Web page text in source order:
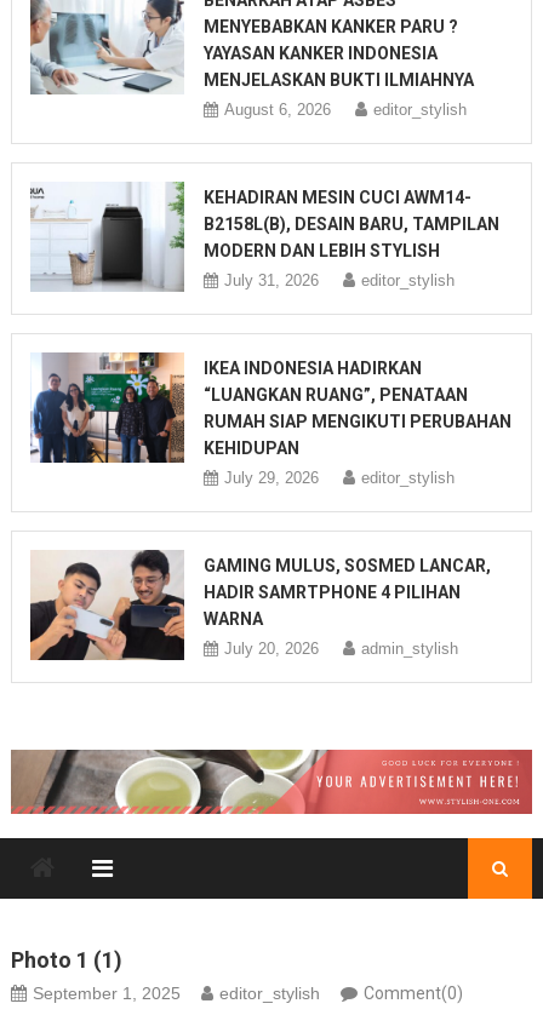
MENYEBABKAN KANKER PARU ?
YAYASAN KANKER INDONESIA
MENJELASKAN BUKTI ILMIAHNYA
August 6, 2026 editor_stylish
KEHADIRAN MESIN CUCI AWM14-
B2158L(B), DESAIN BARU, TAMPILAN
MODERN DAN LEBIH STYLISH
July 31, 2026 editor_stylish
IKEA INDONESIA HADIRKAN
“LUANGKAN RUANG”, PENATAAN
RUMAH SIAP MENGIKUTI PERUBAHAN
KEHIDUPAN
July 29, 2026 editor_stylish
GAMING MULUS, SOSMED LANCAR,
HADIR SAMRTPHONE 4 PILIHAN
WARNA
July 20, 2026 admin_stylish
Photo 1 (1)
September 1, 2025 editor_stylish Comment(0)